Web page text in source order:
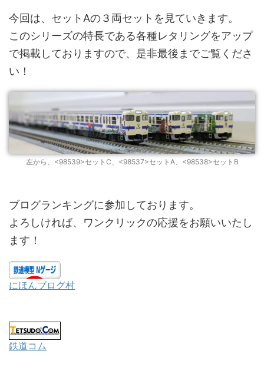
今回は、セットAの３両セットを見ていきます。
このシリーズの特長である各種レタリングをアップ
で掲載しておりますので、是非最後までご覧くださ
い！
左から、<98539>セットC、<98537>セットA、<98538>セットB
ブログランキングに参加しております。
よろしければ、ワンクリックの応援をお願いいたし
ます！
にほんブログ村
鉄道コム